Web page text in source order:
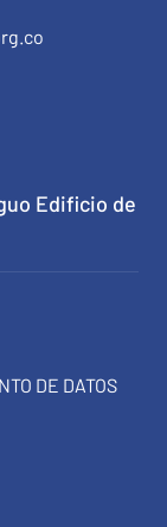
Edificio de
DE DATOS